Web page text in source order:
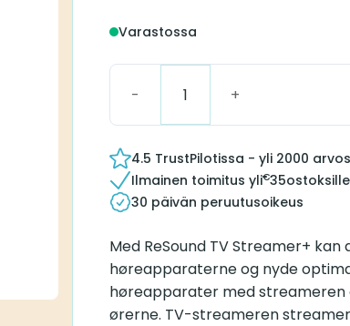
Varastossa
4.5 TrustPilotissa - yli 2000
Ilmainen toimitus yli€35ostoksille
30 päivän peruutusoikeus
Med ReSound TV Streamer+
høreapparaterne og nyde
høreapparater med streameren
ørerne. TV-streameren streamer